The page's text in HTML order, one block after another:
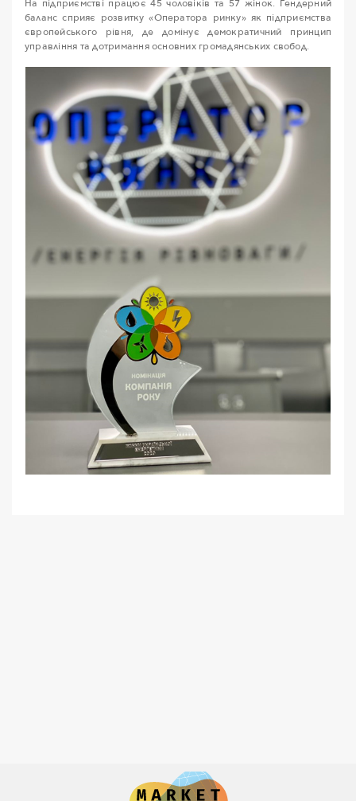
На підприємстві працює 45 чоловіків та 57 жінок. Гендерний
баланс сприяє розвитку «Оператора ринку» як підприємства
європейського рівня, де домінує демократичний принцип
управління та дотримання основних громадянських свобод.